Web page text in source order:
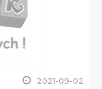
2021-09-02